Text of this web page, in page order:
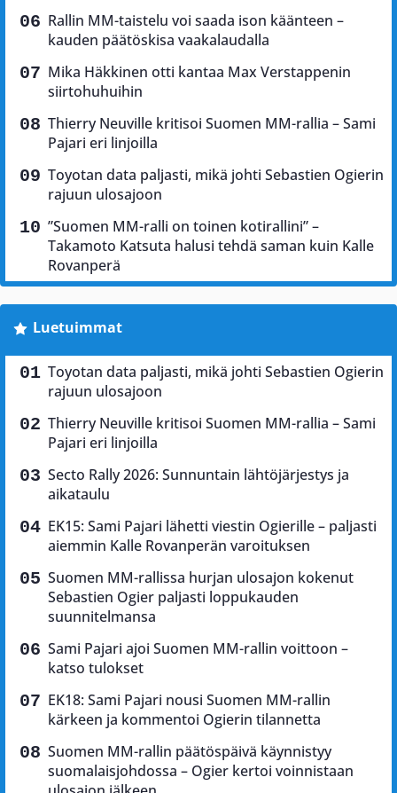
Rallin MM-taistelu voi saada ison käänteen –
kauden päätöskisa vaakalaudalla
Mika Häkkinen otti kantaa Max Verstappenin
siirtohuhuihin
Thierry Neuville kritisoi Suomen MM-rallia – Sami
Pajari eri linjoilla
Toyotan data paljasti, mikä johti Sebastien Ogierin
rajuun ulosajoon
”Suomen MM-ralli on toinen kotirallini” –
Takamoto Katsuta halusi tehdä saman kuin Kalle
Rovanperä
Luetuimmat
Toyotan data paljasti, mikä johti Sebastien Ogierin
rajuun ulosajoon
Thierry Neuville kritisoi Suomen MM-rallia – Sami
Pajari eri linjoilla
Secto Rally 2026: Sunnuntain lähtöjärjestys ja
aikataulu
EK15: Sami Pajari lähetti viestin Ogierille – paljasti
aiemmin Kalle Rovanperän varoituksen
Suomen MM-rallissa hurjan ulosajon kokenut
Sebastien Ogier paljasti loppukauden
suunnitelmansa
Sami Pajari ajoi Suomen MM-rallin voittoon –
katso tulokset
EK18: Sami Pajari nousi Suomen MM-rallin
kärkeen ja kommentoi Ogierin tilannetta
Suomen MM-rallin päätöspäivä käynnistyy
suomalaisjohdossa – Ogier kertoi voinnistaan